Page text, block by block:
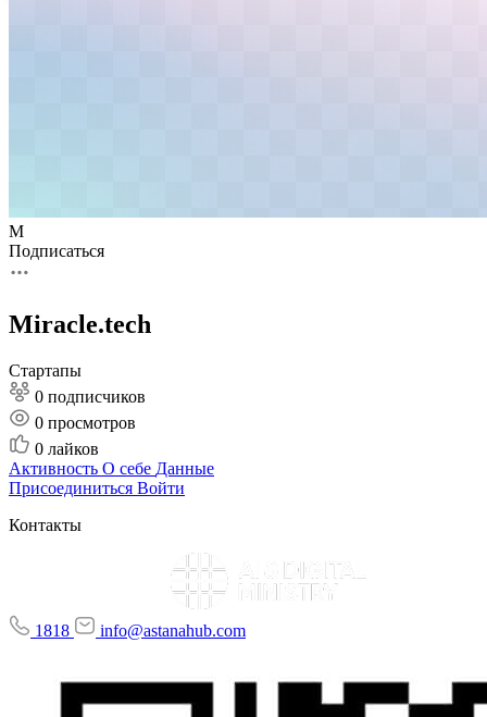
M
Подписаться
Miracle.tech
Стартапы
0 подписчиков
0 просмотров
0 лайков
Активность О себе Данные
Присоединиться Войти
Контакты
1818 info@astanahub.com